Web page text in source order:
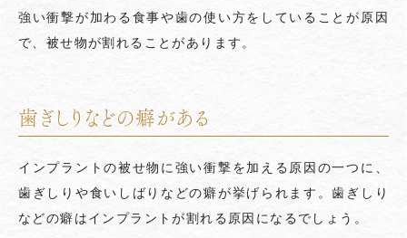
強い衝撃が加わる食事や歯の使い方をしていることが原因
で、被せ物が割れることがあります。
歯ぎしりなどの癖がある
インプラントの被せ物に強い衝撃を加える原因の一つに、
歯ぎしりや食いしばりなどの癖が挙げられます。歯ぎしり
などの癖はインプラントが割れる原因になるでしょう。